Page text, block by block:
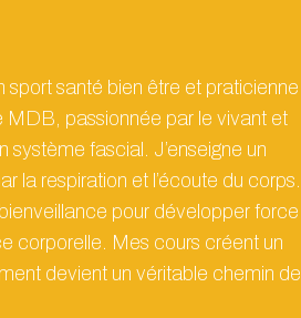
santé bien être et praticienne
passionnée par le vivant et
système fascial. J’enseigne un
la respiration et l’écoute du corps.
pour développer force
corporelle. Mes cours créent un
devient un véritable chemin de